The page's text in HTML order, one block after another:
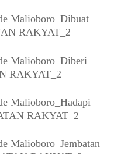
Malioboro_Dibuat
RAKYAT_2
Malioboro_Diberi
RAKYAT_2
Malioboro_Hadapi
RAKYAT_2
Malioboro_Jembatan